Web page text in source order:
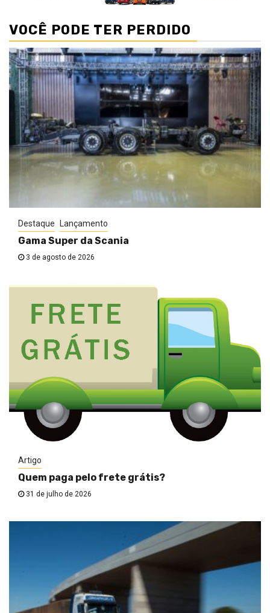
VOCÊ PODE TER PERDIDO
Destaque Lançamento
Gama Super da Scania
3 de agosto de 2026
Artigo
Quem paga pelo frete grátis?
31 de julho de 2026